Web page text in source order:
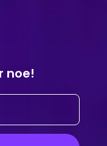
noe!